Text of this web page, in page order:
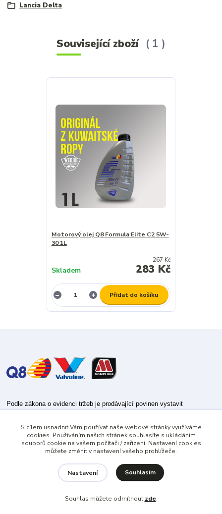
Lancia Delta
Související zboží 1
Motorový olej Q8 Formula Elite C2 5W-
30 1L
267 Kč
283 Kč
Skladem
Přidat do košíku
Podle zákona o evidenci tržeb je prodávající povinen vystavit
Zároveň je povinen zaevidovat přijatou tržbu u správce daně online; v
případě technického výpadku pak nejpozději do 48 hodin.
S cílem usnadnit Vám používat naše webové stránky využíváme
cookies. Používáním našich stránek souhlasíte s ukládáním
souborů cookie na vašem počítači / zařízení. Nastavení cookies
můžete změnit v nastavení vašeho prohlížeče.
Nastavení Souhlasím
Souhlas můžete odmítnout zde.